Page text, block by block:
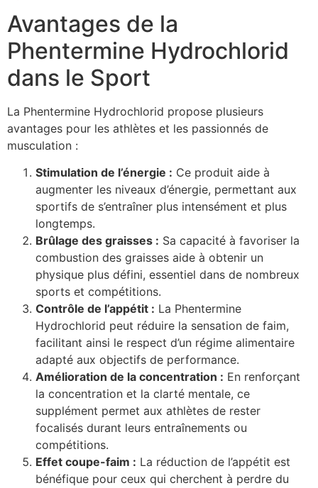
Avantages de la
Phentermine Hydrochlorid
dans le Sport
La Phentermine Hydrochlorid propose plusieurs
avantages pour les athlètes et les passionnés de
musculation :
Stimulation de l’énergie : Ce produit aide à
augmenter les niveaux d’énergie, permettant aux
sportifs de s’entraîner plus intensément et plus
longtemps.
Brûlage des graisses : Sa capacité à favoriser la
combustion des graisses aide à obtenir un
physique plus défini, essentiel dans de nombreux
sports et compétitions.
Contrôle de l’appétit : La Phentermine
Hydrochlorid peut réduire la sensation de faim,
facilitant ainsi le respect d’un régime alimentaire
adapté aux objectifs de performance.
Amélioration de la concentration : En renforçant
la concentration et la clarté mentale, ce
supplément permet aux athlètes de rester
focalisés durant leurs entraînements ou
compétitions.
Effet coupe-faim : La réduction de l’appétit est
bénéfique pour ceux qui cherchent à perdre du